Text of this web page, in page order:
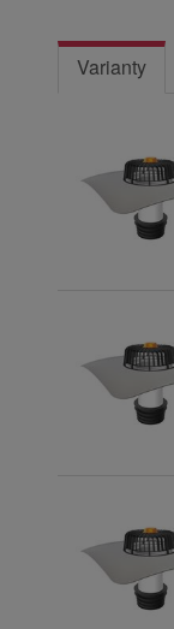
Varianty